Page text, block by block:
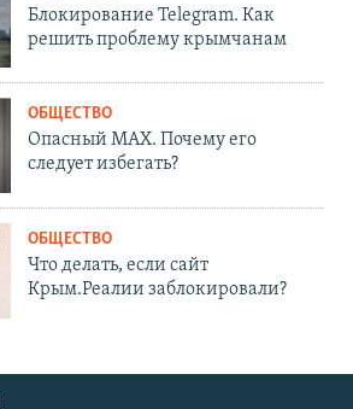
Блокирование Telegram. Как
решить проблему крымчанам
ОБЩЕСТВО
Опасный MAX. Почему его
следует избегать?
ОБЩЕСТВО
Что делать, если сайт
Крым.Реалии заблокировали?